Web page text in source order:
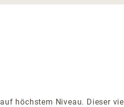
höchstem Niveau. Dieser